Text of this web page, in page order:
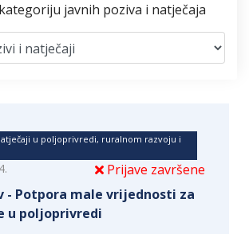
javnih poziva i natječaja
u poljoprivredi, ruralnom razvoju i
Prijave završene
- Potpora male vrijednosti za
u poljoprivredi